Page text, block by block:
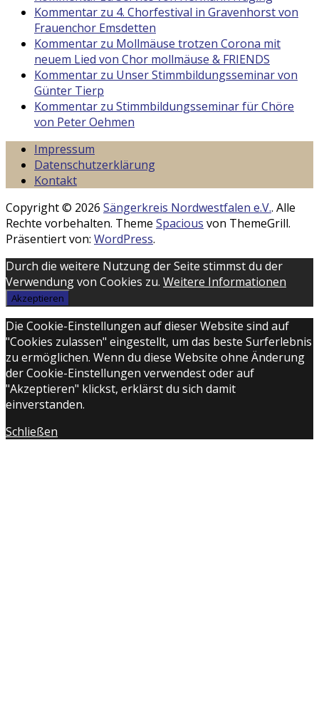
Kommentar zu 4. Chorfestival in Gravenhorst von
Frauenchor Emsdetten
Kommentar zu Mollmäuse trotzen Corona mit
neuem Lied von Chor mollmäuse & FRIENDS
Kommentar zu Unser Stimmbildungsseminar von
Günter Tierp
Kommentar zu Stimmbildungsseminar für Chöre
von Peter Oehmen
Impressum
Datenschutzerklärung
Kontakt
Copyright © 2026 Sängerkreis Nordwestfalen e.V.. Alle
Rechte vorbehalten. Theme Spacious von ThemeGrill.
Präsentiert von: WordPress.
Durch die weitere Nutzung der Seite stimmst du der
Verwendung von Cookies zu. Weitere Informationen
Akzeptieren
Die Cookie-Einstellungen auf dieser Website sind auf
"Cookies zulassen" eingestellt, um das beste Surferlebnis
zu ermöglichen. Wenn du diese Website ohne Änderung
der Cookie-Einstellungen verwendest oder auf
"Akzeptieren" klickst, erklärst du sich damit
einverstanden.
Schließen